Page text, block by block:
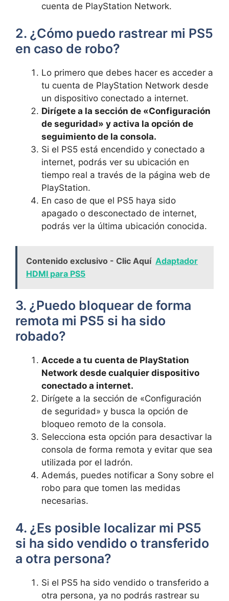
cuenta de PlayStation Network.
2. ¿Cómo ⁤puedo rastrear⁣ mi PS5
en caso de robo?
Lo primero que ⁤debes hacer es acceder a
⁢tu ⁣cuenta⁣ de PlayStation ⁣Network desde
un dispositivo conectado ‌a internet.
Dirígete a la sección de «Configuración
de seguridad»⁢ y ‌activa la‍ opción ⁣de
seguimiento de⁢ la consola.
Si el PS5 está ‌encendido y conectado‍ a
internet, podrás ver su ubicación en
tiempo real a través de‍ la‌ página web de
PlayStation.
En caso de​ que el PS5 ⁤haya ⁤sido
apagado o ⁣desconectado de internet,
podrás ver la ​última ubicación conocida.
Contenido exclusivo - Clic Aquí Adaptador
HDMI para PS5
3. ¿Puedo bloquear de forma
remota ‌mi PS5⁤ si ha⁣ sido
robado?
Accede a tu cuenta de ​PlayStation
⁣Network desde cualquier dispositivo⁣
conectado a ⁢internet.
Dirígete a⁢ la sección de «Configuración⁢
de seguridad» y busca la ⁢opción ‌de​
bloqueo remoto de la ​consola.
Selecciona esta opción‌ para ⁣desactivar la
consola de forma⁢ remota ⁣y ​evitar que sea
utilizada‍ por el ladrón.
Además, puedes ‌notificar a Sony sobre el
robo para⁤ que tomen las ⁣medidas
necesarias.
4. ⁢¿Es posible localizar mi PS5
si ha sido vendido o transferido
a otra persona?
Si el‍ PS5 ha ‍sido vendido⁤ o transferido a
otra persona, ya no podrás ⁣rastrear su​